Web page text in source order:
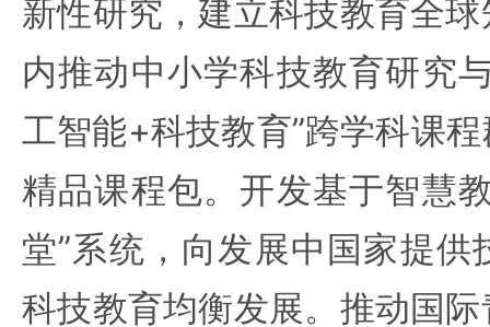
新性研究，建立科技教育全
内推动中小学科技教育研究
工智能+科技教育”跨学科课
精品课程包。开发基于智慧
堂”系统，向发展中国家提
科技教育均衡发展。推动国